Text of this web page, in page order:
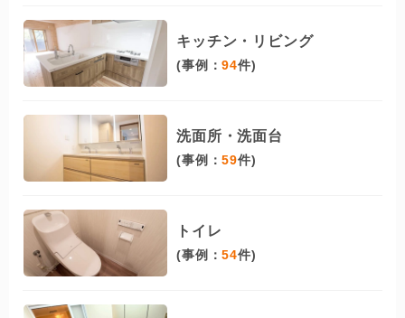
キッチン・リビング
(事例：94件)
洗面所・洗面台
(事例：59件)
トイレ
(事例：54件)